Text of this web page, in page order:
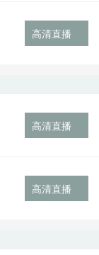
高清直播
高清直播
高清直播